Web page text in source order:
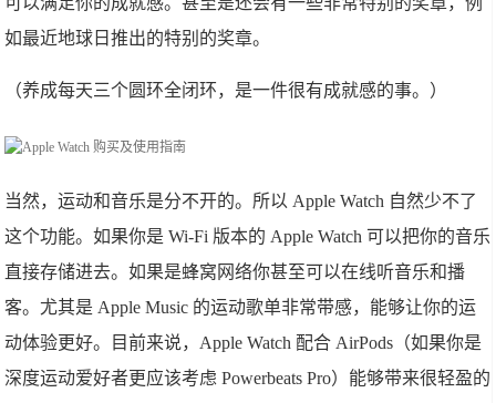
如最近地球日推出的特别的奖章。
（养成每天三个圆环全闭环，是一件很有成就感的事。）
当然，运动和音乐是分不开的。所以 Apple Watch 自然少不了
这个功能。如果你是 Wi-Fi 版本的 Apple Watch 可以把你的音乐
直接存储进去。如果是蜂窝网络你甚至可以在线听音乐和播
客。尤其是 Apple Music 的运动歌单非常带感，能够让你的运
动体验更好。目前来说，Apple Watch 配合 AirPods（如果你是
深度运动爱好者更应该考虑 Powerbeats Pro）能够带来很轻盈的